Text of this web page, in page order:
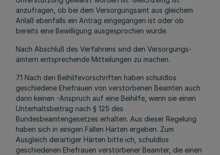
anzufragen, ob bei dem Versorgungsamt aus gleichem
Anlaß ebenfalls ein Antrag eingegangen ist oder ob
bereits eine Bewilligung ausgesprochen wurde.
Nach Abschluß des Verfahrens sind den Versorgungs-
ämtern entsprechende Mitteilungen zu machen.
7.1 Nach den Beihilfevorschriften haben schuldlos
geschiedene Ehefrauen von verstorbenen Beamten auch
dann keinen -Anspruch auf eine Beihilfe, wenn sie einen
Unterhaltsbeitrag nach § 125 des
Bundesbeamtengesetzes erhalten. Aus dieser Regelung
haben sich in einigen Fällen Härten ergeben. Zum
Ausgleich derartiger Härten bitte ich, schuldlos
geschiedenen Ehefrauen verstorbener Beamter, die einen